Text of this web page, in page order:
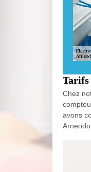
Tarifs
Chez
avons